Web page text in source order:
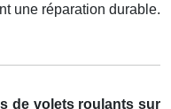
une réparation durable.
de volets roulants sur